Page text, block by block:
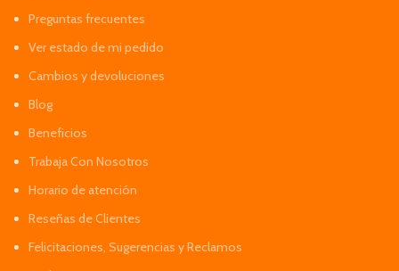
Preguntas frecuentes
Ver estado de mi pedido
Cambios y devoluciones
Blog
Beneficios
Trabaja Con Nosotros
Horario de atención
Reseñas de Clientes
Felicitaciones, Sugerencias y Reclamos